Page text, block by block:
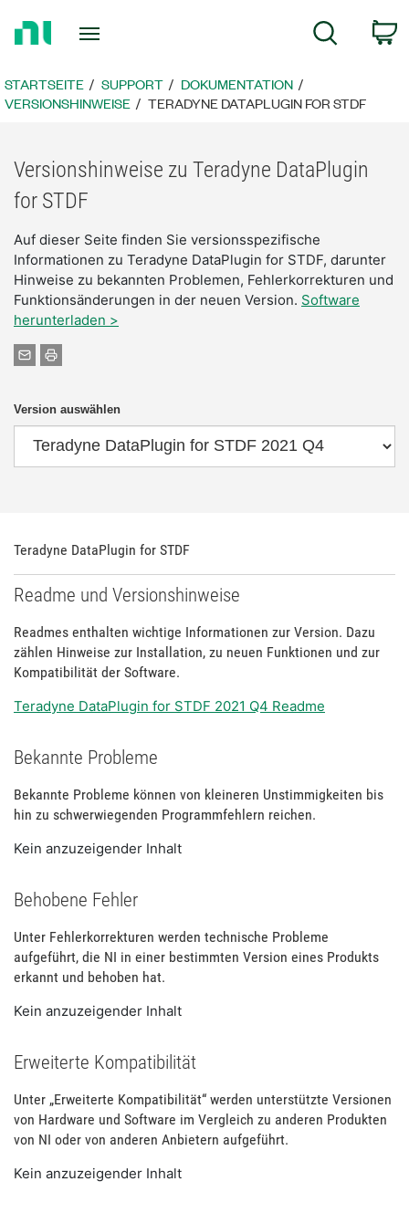
zur
Suche
STARTSEITE SUPPORT
DOKUMENTATION
VERSIONSHINWEISE
TERADYNE DATAPLUGIN FOR STDF
Versionshinweise zu Teradyne DataPlugin
for STDF
Auf dieser Seite finden Sie versionsspezifische
Informationen zu Teradyne DataPlugin for STDF, darunter
Hinweise zu bekannten Problemen, Fehlerkorrekturen und
Funktionsänderungen in der neuen Version. Software
herunterladen >
Version auswählen
Teradyne DataPlugin for STDF
Readme und Versionshinweise
Readmes enthalten wichtige Informationen zur Version. Dazu
zählen Hinweise zur Installation, zu neuen Funktionen und zur
Kompatibilität der Software.
Teradyne DataPlugin for STDF 2021 Q4 Readme
Bekannte Probleme
Bekannte Probleme können von kleineren Unstimmigkeiten bis
hin zu schwerwiegenden Programmfehlern reichen.
Kein anzuzeigender Inhalt
Behobene Fehler
Unter Fehlerkorrekturen werden technische Probleme
aufgeführt, die NI in einer bestimmten Version eines Produkts
erkannt und behoben hat.
Kein anzuzeigender Inhalt
Erweiterte Kompatibilität
Unter „Erweiterte Kompatibilität“ werden unterstützte Versionen
von Hardware und Software im Vergleich zu anderen Produkten
von NI oder von anderen Anbietern aufgeführt.
Kein anzuzeigender Inhalt